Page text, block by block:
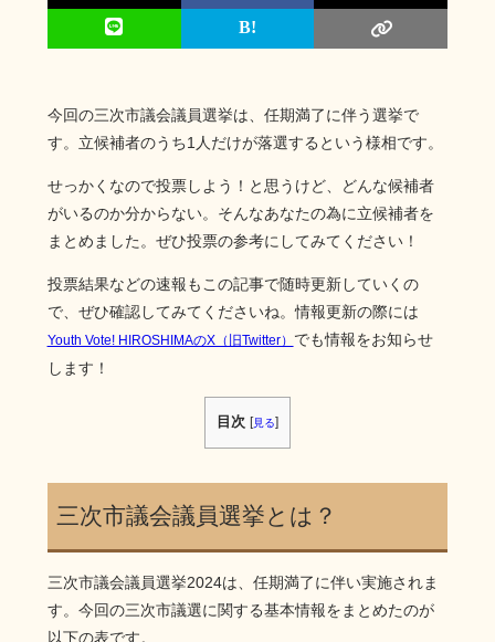
今回の三次市議会議員選挙は、任期満了に伴う選挙で
す。立候補者のうち1人だけが落選するという様相です。
せっかくなので投票しよう！と思うけど、どんな候補者
がいるのか分からない。そんなあなたの為に立候補者を
まとめました。ぜひ投票の参考にしてみてください！
投票結果などの速報もこの記事で随時更新していくの
で、ぜひ確認してみてくださいね。情報更新の際には
Youth Vote! HIROSHIMAのX（旧Twitter）
でも情報をお知らせ
します！
目次 [見る]
三次市議会議員選挙とは？
三次市議会議員選挙2024は、任期満了に伴い実施されま
す。今回の三次市議選に関する基本情報をまとめたのが
以下の表です。